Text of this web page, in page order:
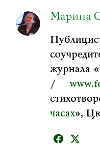
Марина
журнала
/
часах»,